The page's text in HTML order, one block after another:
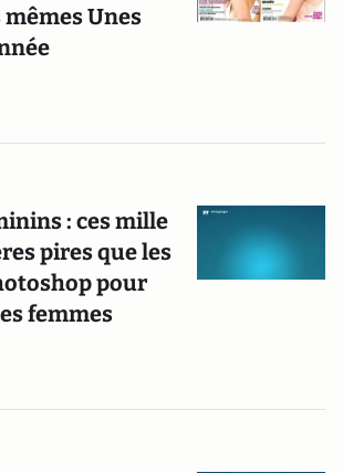
Unes
: ces mille
pires que les
pour
femmes